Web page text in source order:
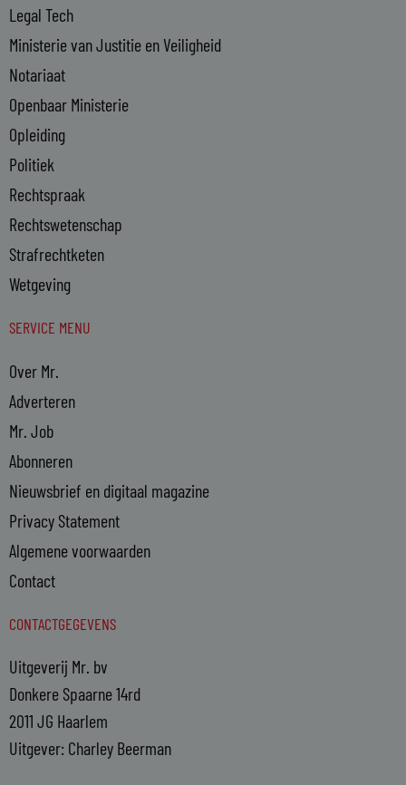
Legal Tech
Ministerie van Justitie en Veiligheid
Notariaat
Openbaar Ministerie
Opleiding
Politiek
Rechtspraak
Rechtswetenschap
Strafrechtketen
Wetgeving
SERVICE MENU
Over Mr.
Adverteren
Mr. Job
Abonneren
Nieuwsbrief en digitaal magazine
Privacy Statement
Algemene voorwaarden
Contact
CONTACTGEGEVENS
Uitgeverij Mr. bv
Donkere Spaarne 14rd
2011 JG Haarlem
Uitgever: Charley Beerman